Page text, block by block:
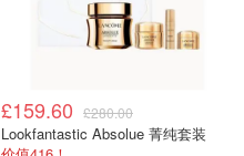
£159.60 £280.00
Lookfantastic Absolue 菁纯套装